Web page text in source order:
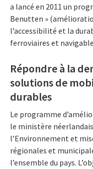
a lancé en 2011 un
Benutten »
l’accessibilité et la
ferroviaires et
Répondre à la
solutions de
durables
Le programme
le ministère
l’Environnement et
régionales et
l’ensemble du pays.